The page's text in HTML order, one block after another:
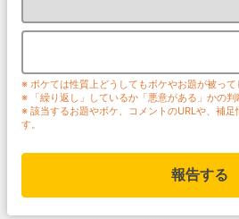
※ ボケては性質上どうしてもボケやお題が被って
※ 「繰り返し」しているか「悪意がある」かの判
※ 該当するお題やボケ、コメントのURLや、補
す。
報告する